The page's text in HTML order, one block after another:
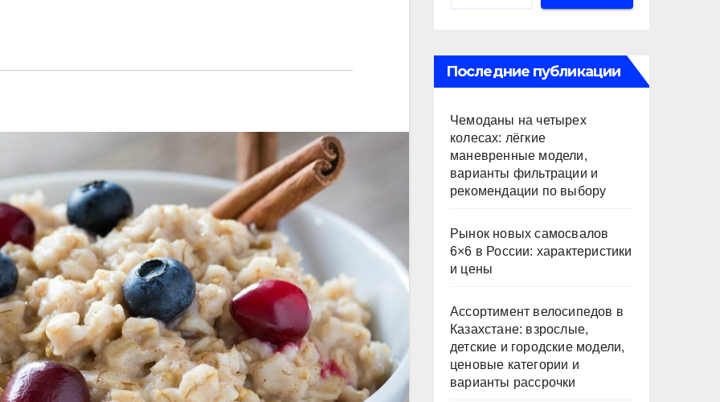
Последние публикации
Чемоданы на четырех
колесах: лёгкие
маневренные модели,
варианты фильтрации и
рекомендации по выбору
Рынок новых самосвалов
6×6 в России: характеристики
и цены
Ассортимент велосипедов в
Казахстане: взрослые,
детские и городские модели,
ценовые категории и
варианты рассрочки